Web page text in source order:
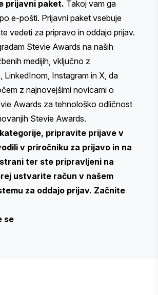
prijavni paket. Takoj vam ga
e-pošti. Prijavni paket vsebuje
vedeti za pripravo in oddajo prijav.
Stevie Awards na naših
medijih, vključno z
, LinkedInom, Instagram in X, da
z najnovejšimi novicami o
Awards za tehnološko odličnost
Stevie Awards.
pripravite prijave v
v priročniku za prijavo in na
ter ste pripravljeni na
ustvarite račun v našem
za oddajo prijav. Začnite
se